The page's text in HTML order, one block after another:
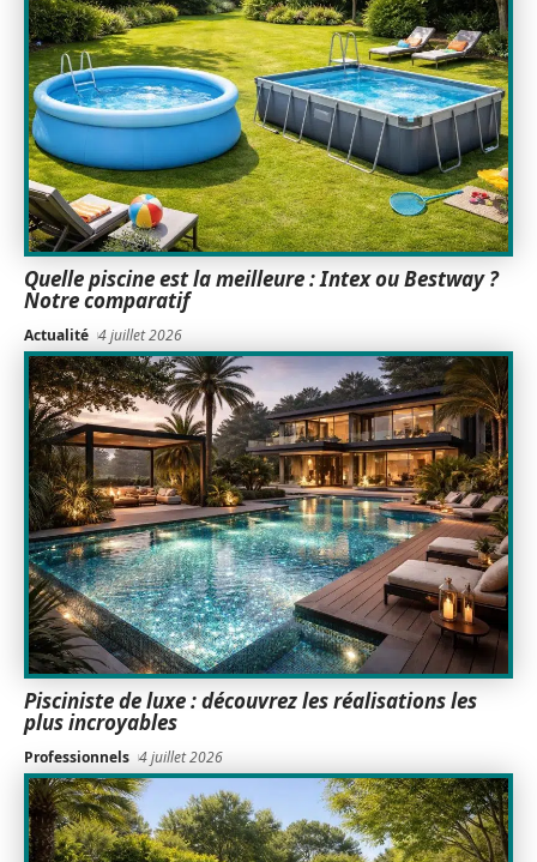
Quelle piscine est la meilleure : Intex ou Bestway ?
Notre comparatif
Actualité 4 juillet 2026
Pisciniste de luxe : découvrez les réalisations les
plus incroyables
Professionnels 4 juillet 2026